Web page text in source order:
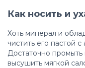
Как носить и
Хоть минерал и
чистить его пастой
Достаточно
высушить мягкой